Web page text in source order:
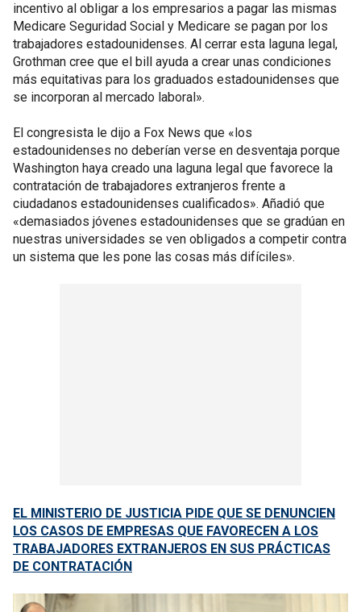
incentivo al obligar a los empresarios a pagar las mismas
Medicare Seguridad Social y Medicare se pagan por los
trabajadores estadounidenses. Al cerrar esta laguna legal,
Grothman cree que el bill ayuda a crear unas condiciones
más equitativas para los graduados estadounidenses que
se incorporan al mercado laboral».
El congresista le dijo a Fox News que «los
estadounidenses no deberían verse en desventaja porque
Washington haya creado una laguna legal que favorece la
contratación de trabajadores extranjeros frente a
ciudadanos estadounidenses cualificados». Añadió que
«demasiados jóvenes estadounidenses que se gradúan en
nuestras universidades se ven obligados a competir contra
un sistema que les pone las cosas más difíciles».
EL MINISTERIO DE JUSTICIA PIDE QUE SE DENUNCIEN
LOS CASOS DE EMPRESAS QUE FAVORECEN A LOS
TRABAJADORES EXTRANJEROS EN SUS PRÁCTICAS
DE CONTRATACIÓN